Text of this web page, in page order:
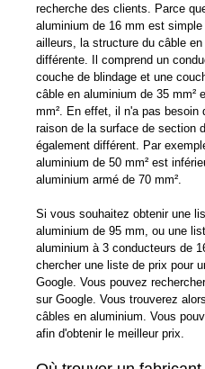
recherche des clients. Parce
aluminium de 16 mm est
ailleurs, la structure du câble
différente. Il comprend un
couche de blindage et une
câble en aluminium de 35 mm²
mm². En effet, il n'a pas besoin
raison de la surface de section
également différent. Par
aluminium de 50 mm² est
aluminium armé de 70 mm².
Si vous souhaitez obtenir une
aluminium de 95 mm, ou une
aluminium à 3 conducteurs de
chercher une liste de prix pour
Google. Vous pouvez
sur Google. Vous trouverez
câbles en aluminium. Vous
afin d'obtenir le meilleur prix.